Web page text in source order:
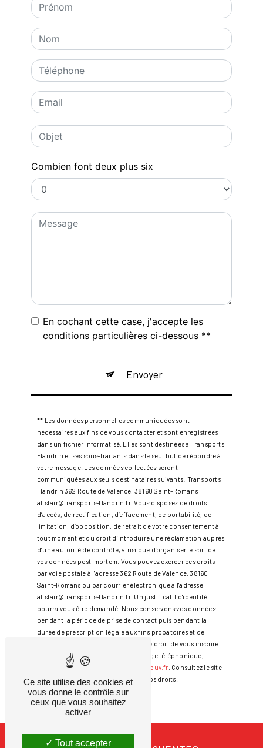
Combien font deux plus six
En cochant cette case, j'accepte les
conditions particulières ci-dessous **
Envoyer
** Les données personnelles communiquées sont
nécessaires aux fins de vous contacter et sont enregistrées
dans un fichier informatisé. Elles sont destinées à Transports
Flandrin et ses sous-traitants dans le seul but de répondre à
votre message. Les données collectées seront
communiquées aux seuls destinataires suivants: Transports
Flandrin 362 Route de Valence, 38160 Saint-Romans
alistair@transports-flandrin.fr. Vous disposez de droits
d’accès, de rectification, d’effacement, de portabilité, de
limitation, d’opposition, de retrait de votre consentement à
tout moment et du droit d’introduire une réclamation auprès
d’une autorité de contrôle, ainsi que d’organiser le sort de
vos données post-mortem. Vous pouvez exercer ces droits
par voie postale à l'adresse 362 Route de Valence, 38160
Saint-Romans ou par courrier électronique à l'adresse
alistair@transports-flandrin.fr. Un justificatif d'identité
pourra vous être demandé. Nous conservons vos données
pendant la période de prise de contact puis pendant la
durée de prescription légale aux fins probatoires et de
gestion des contentieux. Vous avez le droit de vous inscrire
sur la liste d'opposition au démarchage téléphonique,
disponible à cette adresse:
Bloctel.gouv.fr . Consultez le site
cnil.fr pour plus d’informations sur vos droits.
Ce site utilise des cookies et
vous donne le contrôle sur
ceux que vous souhaitez
activer
Tout accepter